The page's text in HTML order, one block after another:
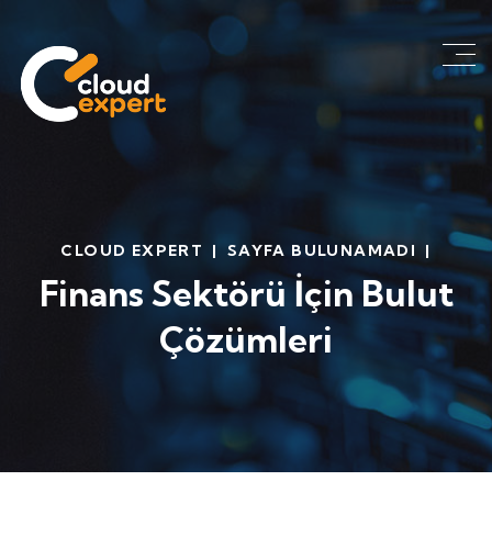
CLOUD EXPERT | SAYFA BULUNAMADI |
Finans Sektörü İçin Bulut
Çözümleri